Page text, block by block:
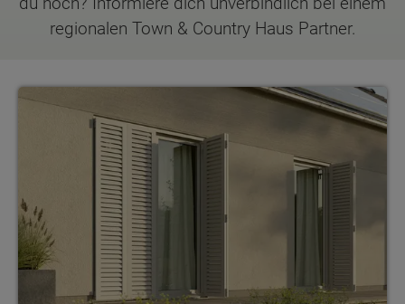
regionalen Town & Country Haus Partner.
Klimafreundlicher Neubau (KFN)